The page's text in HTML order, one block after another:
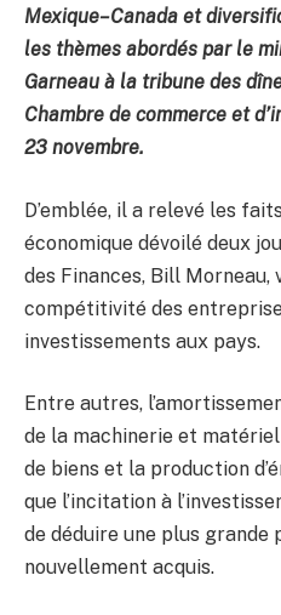
Mexique–Canada et
les thèmes abordés par le
Garneau à la tribune des
Chambre de commerce et
23 novembre.
D’emblée, il a relevé les
économique dévoilé deux
des Finances, Bill
compétitivité des
investissements aux pays.
Entre autres,
de la machinerie et
de biens et la production
que l’incitation à
de déduire une plus grande
nouvellement acquis.